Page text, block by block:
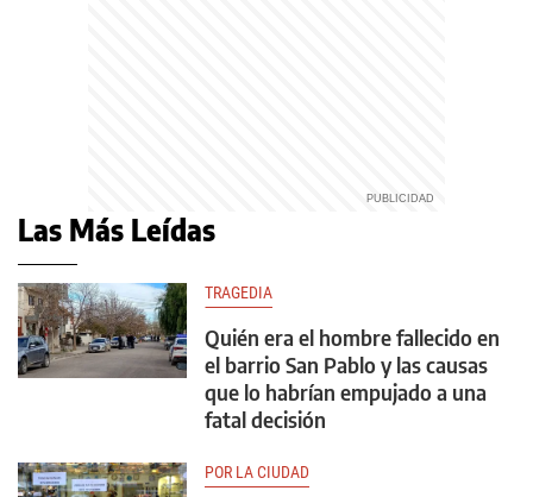
Las Más Leídas
TRAGEDIA
Quién era el hombre fallecido en
el barrio San Pablo y las causas
que lo habrían empujado a una
fatal decisión
POR LA CIUDAD